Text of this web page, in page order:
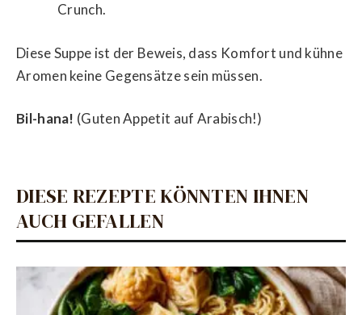
Crunch.
Diese Suppe ist der Beweis, dass Komfort und kühne
Aromen keine Gegensätze sein müssen.
Bil-hana! (Guten Appetit auf Arabisch!)
DIESE REZEPTE KÖNNTEN IHNEN
AUCH GEFALLEN